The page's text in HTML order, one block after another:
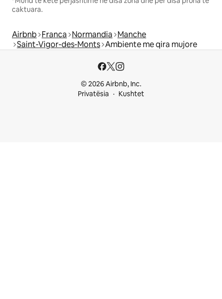
caktuara.
Airbnb Franca Normandia Manche
Saint-Vigor-des-Monts Ambiente me qira mujore
© 2026 Airbnb, Inc.
Privatësia
Kushtet